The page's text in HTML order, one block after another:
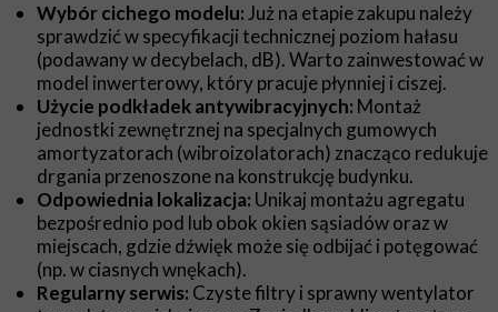
Wybór cichego modelu: Już na etapie zakupu należy
sprawdzić w specyfikacji technicznej poziom hałasu
(podawany w decybelach, dB). Warto zainwestować w
model inwerterowy, który pracuje płynniej i ciszej.
Użycie podkładek antywibracyjnych: Montaż
jednostki zewnętrznej na specjalnych gumowych
amortyzatorach (wibroizolatorach) znacząco redukuje
drgania przenoszone na konstrukcję budynku.
Odpowiednia lokalizacja: Unikaj montażu agregatu
bezpośrednio pod lub obok okien sąsiadów oraz w
miejscach, gdzie dźwięk może się odbijać i potęgować
(np. w ciasnych wnękach).
Regularny serwis: Czyste filtry i sprawny wentylator